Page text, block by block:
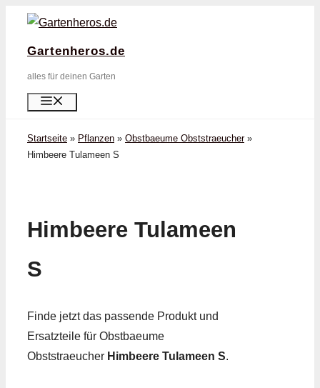
Zum
springen
Gartenheros.de
alles für deinen Garten
Startseite » Pflanzen » Obstbaeume Obststraeucher»
Himbeere Tulameen S
Himbeere Tulameen
S
Finde jetzt das passende Produkt und
Ersatzteile für Obstbaeume
Obststraeucher Himbeere Tulameen S.